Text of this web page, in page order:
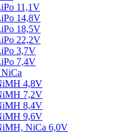
11,1V
14,8V
18,5V
22,2V
3,7V
7,4V
4,8V
7,2V
8,4V
9,6V
NiCa 6,0V